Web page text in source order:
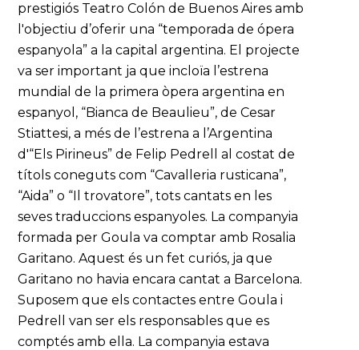
prestigiós Teatro Colón de Buenos Aires amb
l'objectiu d’oferir una “temporada de ópera
espanyola” a la capital argentina. El projecte
va ser important ja que incloïa l’estrena
mundial de la primera òpera argentina en
espanyol, “Bianca de Beaulieu”, de Cesar
Stiattesi, a més de l’estrena a l’Argentina
d'“Els Pirineus” de Felip Pedrell al costat de
títols coneguts com “Cavalleria rusticana”,
“Aida” o “Il trovatore”, tots cantats en les
seves traduccions espanyoles. La companyia
formada per Goula va comptar amb Rosalia
Garitano. Aquest és un fet curiós, ja que
Garitano no havia encara cantat a Barcelona.
Suposem que els contactes entre Goula i
Pedrell van ser els responsables que es
comptés amb ella. La companyia estava